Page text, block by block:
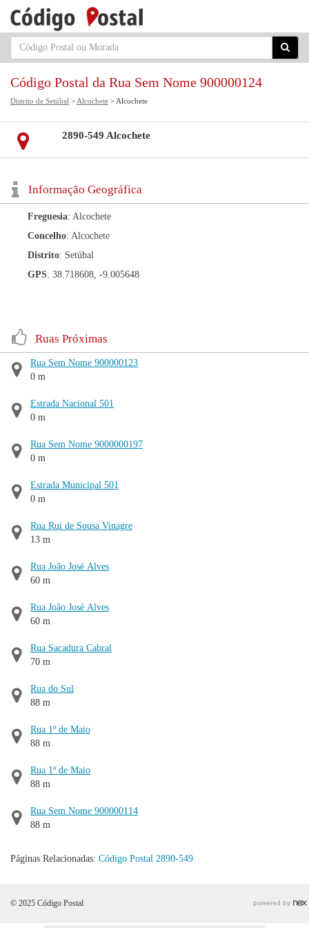
Código Postal da Rua Sem Nome 900000124
Distrito de Setúbal > Alcochete > Alcochete
2890-549 Alcochete
Informação Geográfica
Freguesia: Alcochete
Concelho: Alcochete
Distrito: Setúbal
GPS: 38.718608, -9.005648
Ruas Próximas
Rua Sem Nome 900000123
0 m
Estrada Nacional 501
0 m
Rua Sem Nome 9000000197
0 m
Estrada Municipal 501
0 m
Rua Rui de Sousa Vinagre
13 m
Rua João José Alves
60 m
Rua João José Alves
60 m
Rua Sacadura Cabral
70 m
Rua do Sul
88 m
Rua 1º de Maio
88 m
Rua 1º de Maio
88 m
Rua Sem Nome 900000114
88 m
Páginas Relacionadas: Código Postal 2890-549
© 2025 Código Postal